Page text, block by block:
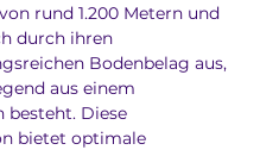
rund 1.200 Metern und
durch ihren
Bodenbelag aus,
aus einem
besteht. Diese
bietet optimale